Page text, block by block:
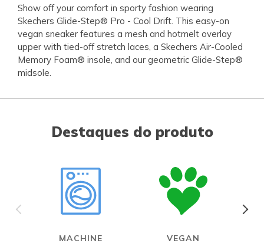
Show off your comfort in sporty fashion wearing
Skechers Glide-Step® Pro - Cool Drift. This easy-on
vegan sneaker features a mesh and hotmelt overlay
upper with tied-off stretch laces, a Skechers Air-Cooled
Memory Foam® insole, and our geometric Glide-Step®
midsole.
Destaques do produto
MACHINE
VEGAN